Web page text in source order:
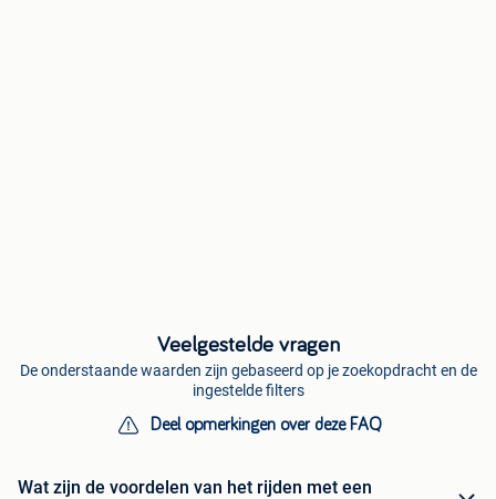
Veelgestelde vragen
De onderstaande waarden zijn gebaseerd op je zoekopdracht en de
ingestelde filters
Deel opmerkingen over deze FAQ
Wat zijn de voordelen van het rijden met een